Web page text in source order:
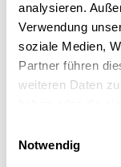
analysieren.
Verwendung
soziale Medien,
Partner führen
weiteren Daten
Notwendig
Aurora Extrakt
Bestrahlung:
Strain: Farm Gas
Terpene: